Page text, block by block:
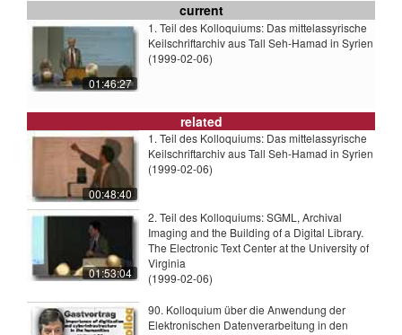
current
01:46:27
1. Teil des Kolloquiums: Das mittelassyrische
Keilschriftarchiv aus Tall Seh-Hamad in Syrien
(1999-02-06)
related
00:48:40
1. Teil des Kolloquiums: Das mittelassyrische
Keilschriftarchiv aus Tall Seh-Hamad in Syrien
(1999-02-06)
01:53:04
2. Teil des Kolloquiums: SGML, Archival
Imaging and the Building of a Digital Library.
The Electronic Text Center at the University of
Virginia
(1999-02-06)
90. Kolloquium über die Anwendung der
Elektronischen Datenverarbeitung in den